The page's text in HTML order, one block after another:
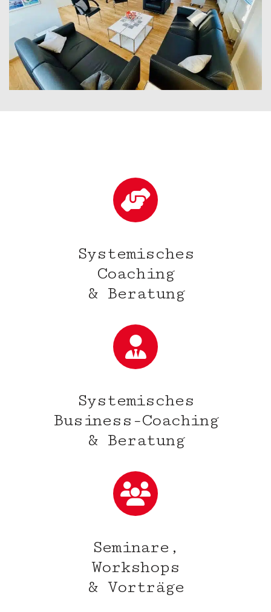
Systemisches
Coaching
& Beratung
Systemisches
Business-Coaching
& Beratung
Seminare,
Workshops
& Vorträge